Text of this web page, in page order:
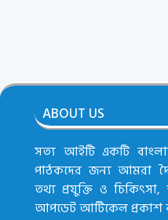
ABOUT US
সত্য আইটি একটি
পাঠকদের জন্য আমরা
তথ্য প্রযুক্তি ও চিকিৎসা,
আপডেট আর্টিকেল প্রকাশ